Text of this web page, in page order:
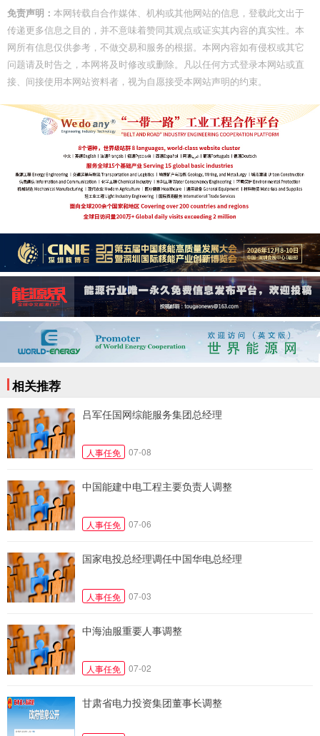
免责声明： 本网转载自合作媒体、机构或其他网站的信息，登载此文出于
传递更多信息之目的，并不意味着赞同其观点或证实其内容的真实性。本
网所有信息仅供参考，不做交易和服务的根据。本网内容如有侵权或其它
问题请及时告之，本网将及时修改或删除。凡以任何方式登录本网站或直
接、间接使用本网站资料者，视为自愿接受本网站声明的约束。
相关推荐
吕军任国网综能服务集团总经理
人事任免 07-08
中国能建中电工程主要负责人调整
人事任免 07-06
国家电投总经理调任中国华电总经理
人事任免 07-03
中海油服重要人事调整
人事任免 07-02
甘肃省电力投资集团董事长调整